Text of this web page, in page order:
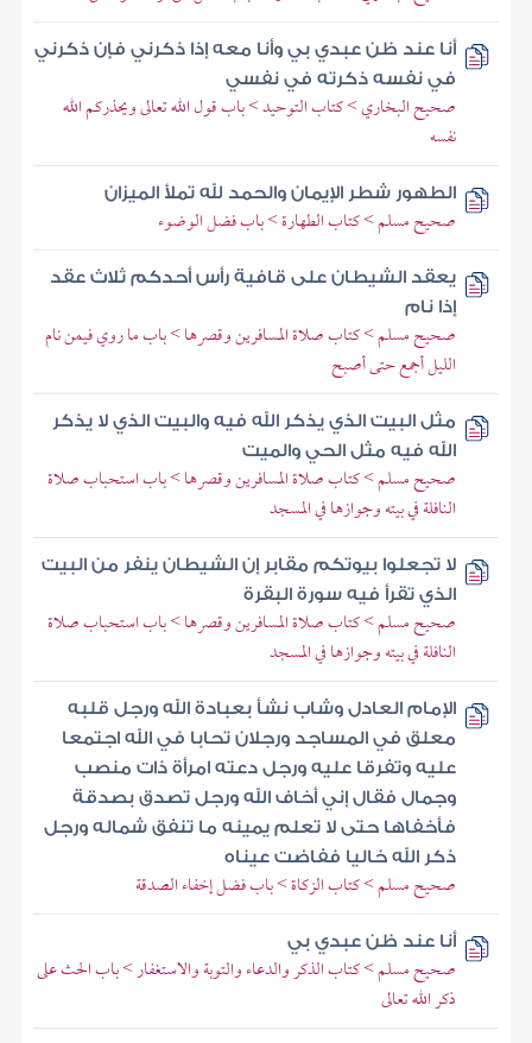
أنا عند ظن عبدي بي وأنا معه إذا ذكرني فإن ذكرني
في نفسه ذكرته في نفسي
صحيح البخاري > كتاب التوحيد > باب قول الله تعالى ويحذركم الله
نفسه
الطهور شطر الإيمان والحمد لله تملأ الميزان
صحيح مسلم > كتاب الطهارة > باب فضل الوضوء
يعقد الشيطان على قافية رأس أحدكم ثلاث عقد
إذا نام
صحيح مسلم > كتاب صلاة المسافرين وقصرها > باب ما روي فيمن نام
الليل أجمع حتى أصبح
مثل البيت الذي يذكر الله فيه والبيت الذي لا يذكر
الله فيه مثل الحي والميت
صحيح مسلم > كتاب صلاة المسافرين وقصرها > باب استحباب صلاة
النافلة في بيته وجوازها في المسجد
لا تجعلوا بيوتكم مقابر إن الشيطان ينفر من البيت
الذي تقرأ فيه سورة البقرة
صحيح مسلم > كتاب صلاة المسافرين وقصرها > باب استحباب صلاة
النافلة في بيته وجوازها في المسجد
الإمام العادل وشاب نشأ بعبادة الله ورجل قلبه
معلق في المساجد ورجلان تحابا في الله اجتمعا
عليه وتفرقا عليه ورجل دعته امرأة ذات منصب
وجمال فقال إني أخاف الله ورجل تصدق بصدقة
فأخفاها حتى لا تعلم يمينه ما تنفق شماله ورجل
ذكر الله خاليا ففاضت عيناه
صحيح مسلم > كتاب الزكاة > باب فضل إخفاء الصدقة
أنا عند ظن عبدي بي
صحيح مسلم > كتاب الذكر والدعاء والتوبة والاستغفار > باب الحث على
ذكر الله تعالى